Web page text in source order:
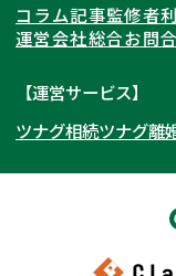
岩手県
秋田県
福島県
東京都
埼玉県
茨城県
東海
愛知県
岐阜県
関西
大阪府
北陸・甲信越
九州・沖縄
相続登記
相続手続き
家族信託
不動産評価(相
コラム記事監修者
運営会社総合お問
【運営サービス】
ツナグ相続ツナグ離